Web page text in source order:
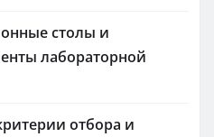
столы и
лабораторной
отбора и